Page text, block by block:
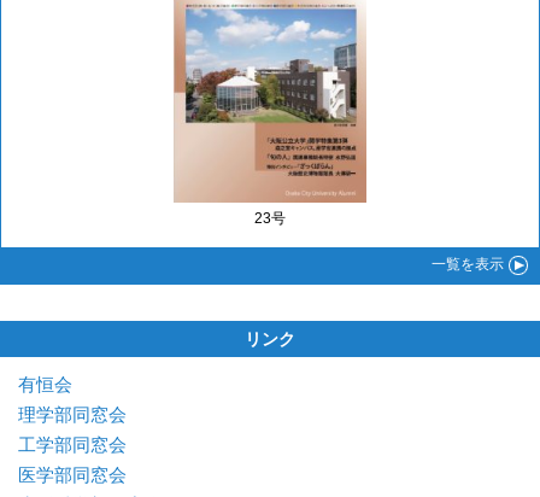
23号
一覧を表示
リンク
有恒会
理学部同窓会
工学部同窓会
医学部同窓会